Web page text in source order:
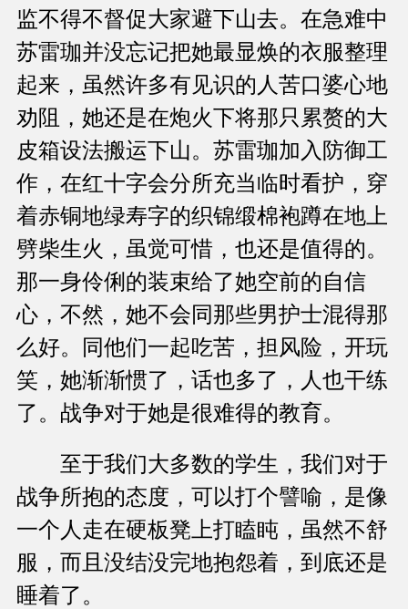
监不得不督促大家避下山去。在急难中
苏雷珈并没忘记把她最显焕的衣服整理
起来，虽然许多有见识的人苦口婆心地
劝阻，她还是在炮火下将那只累赘的大
皮箱设法搬运下山。苏雷珈加入防御工
作，在红十字会分所充当临时看护，穿
着赤铜地绿寿字的织锦缎棉袍蹲在地上
劈柴生火，虽觉可惜，也还是值得的。
那一身伶俐的装束给了她空前的自信
心，不然，她不会同那些男护士混得那
么好。同他们一起吃苦，担风险，开玩
笑，她渐渐惯了，话也多了，人也干练
了。战争对于她是很难得的教育。
至于我们大多数的学生，我们对于
战争所抱的态度，可以打个譬喻，是像
一个人走在硬板凳上打瞌盹，虽然不舒
服，而且没结没完地抱怨着，到底还是
睡着了。